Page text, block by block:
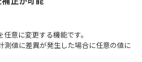
意に変更する機能です。
測値に差異が発生した場合に任意の値に